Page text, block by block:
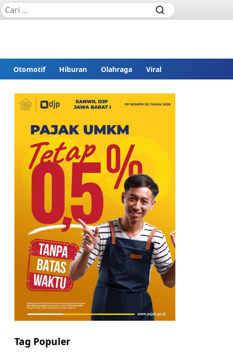
Otomotif Hiburan Olahraga Viral
Tag Populer